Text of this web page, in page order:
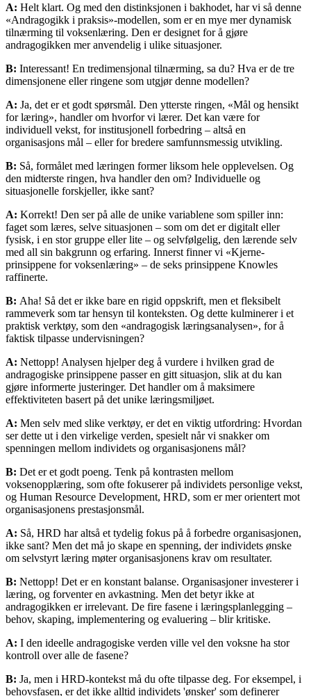
A: Helt klart. Og med den distinksjonen i bakhodet, har vi så denne
«Andragogikk i praksis»-modellen, som er en mye mer dynamisk
tilnærming til voksenlæring. Den er designet for å gjøre
andragogikken mer anvendelig i ulike situasjoner.
B: Interessant! En tredimensjonal tilnærming, sa du? Hva er de tre
dimensjonene eller ringene som utgjør denne modellen?
A: Ja, det er et godt spørsmål. Den ytterste ringen, «Mål og hensikt
for læring», handler om hvorfor vi lærer. Det kan være for
individuell vekst, for institusjonell forbedring – altså en
organisasjons mål – eller for bredere samfunnsmessig utvikling.
B: Så, formålet med læringen former liksom hele opplevelsen. Og
den midterste ringen, hva handler den om? Individuelle og
situasjonelle forskjeller, ikke sant?
A: Korrekt! Den ser på alle de unike variablene som spiller inn:
faget som læres, selve situasjonen – som om det er digitalt eller
fysisk, i en stor gruppe eller lite – og selvfølgelig, den lærende selv
med all sin bakgrunn og erfaring. Innerst finner vi «Kjerne-
prinsippene for voksenlæring» – de seks prinsippene Knowles
raffinerte.
B: Aha! Så det er ikke bare en rigid oppskrift, men et fleksibelt
rammeverk som tar hensyn til konteksten. Og dette kulminerer i et
praktisk verktøy, som den «andragogisk læringsanalysen», for å
faktisk tilpasse undervisningen?
A: Nettopp! Analysen hjelper deg å vurdere i hvilken grad de
andragogiske prinsippene passer en gitt situasjon, slik at du kan
gjøre informerte justeringer. Det handler om å maksimere
effektiviteten basert på det unike læringsmiljøet.
A: Men selv med slike verktøy, er det en viktig utfordring: Hvordan
ser dette ut i den virkelige verden, spesielt når vi snakker om
spenningen mellom individets og organisasjonens mål?
B: Det er et godt poeng. Tenk på kontrasten mellom
voksenopplæring, som ofte fokuserer på individets personlige vekst,
og Human Resource Development, HRD, som er mer orientert mot
organisasjonens prestasjonsmål.
A: Så, HRD har altså et tydelig fokus på å forbedre organisasjonen,
ikke sant? Men det må jo skape en spenning, der individets ønske
om selvstyrt læring møter organisasjonens krav om resultater.
B: Nettopp! Det er en konstant balanse. Organisasjoner investerer i
læring, og forventer en avkastning. Men det betyr ikke at
andragogikken er irrelevant. De fire fasene i læringsplanlegging –
behov, skaping, implementering og evaluering – blir kritiske.
A: I den ideelle andragogiske verden ville vel den voksne ha stor
kontroll over alle de fasene?
B: Ja, men i HRD-kontekst må du ofte tilpasse deg. For eksempel, i
behovsfasen, er det ikke alltid individets 'ønsker' som definerer